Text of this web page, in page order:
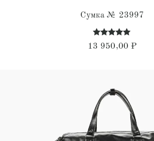
Сумка № 23997
Оценка
5.00
13 950,00 ₽